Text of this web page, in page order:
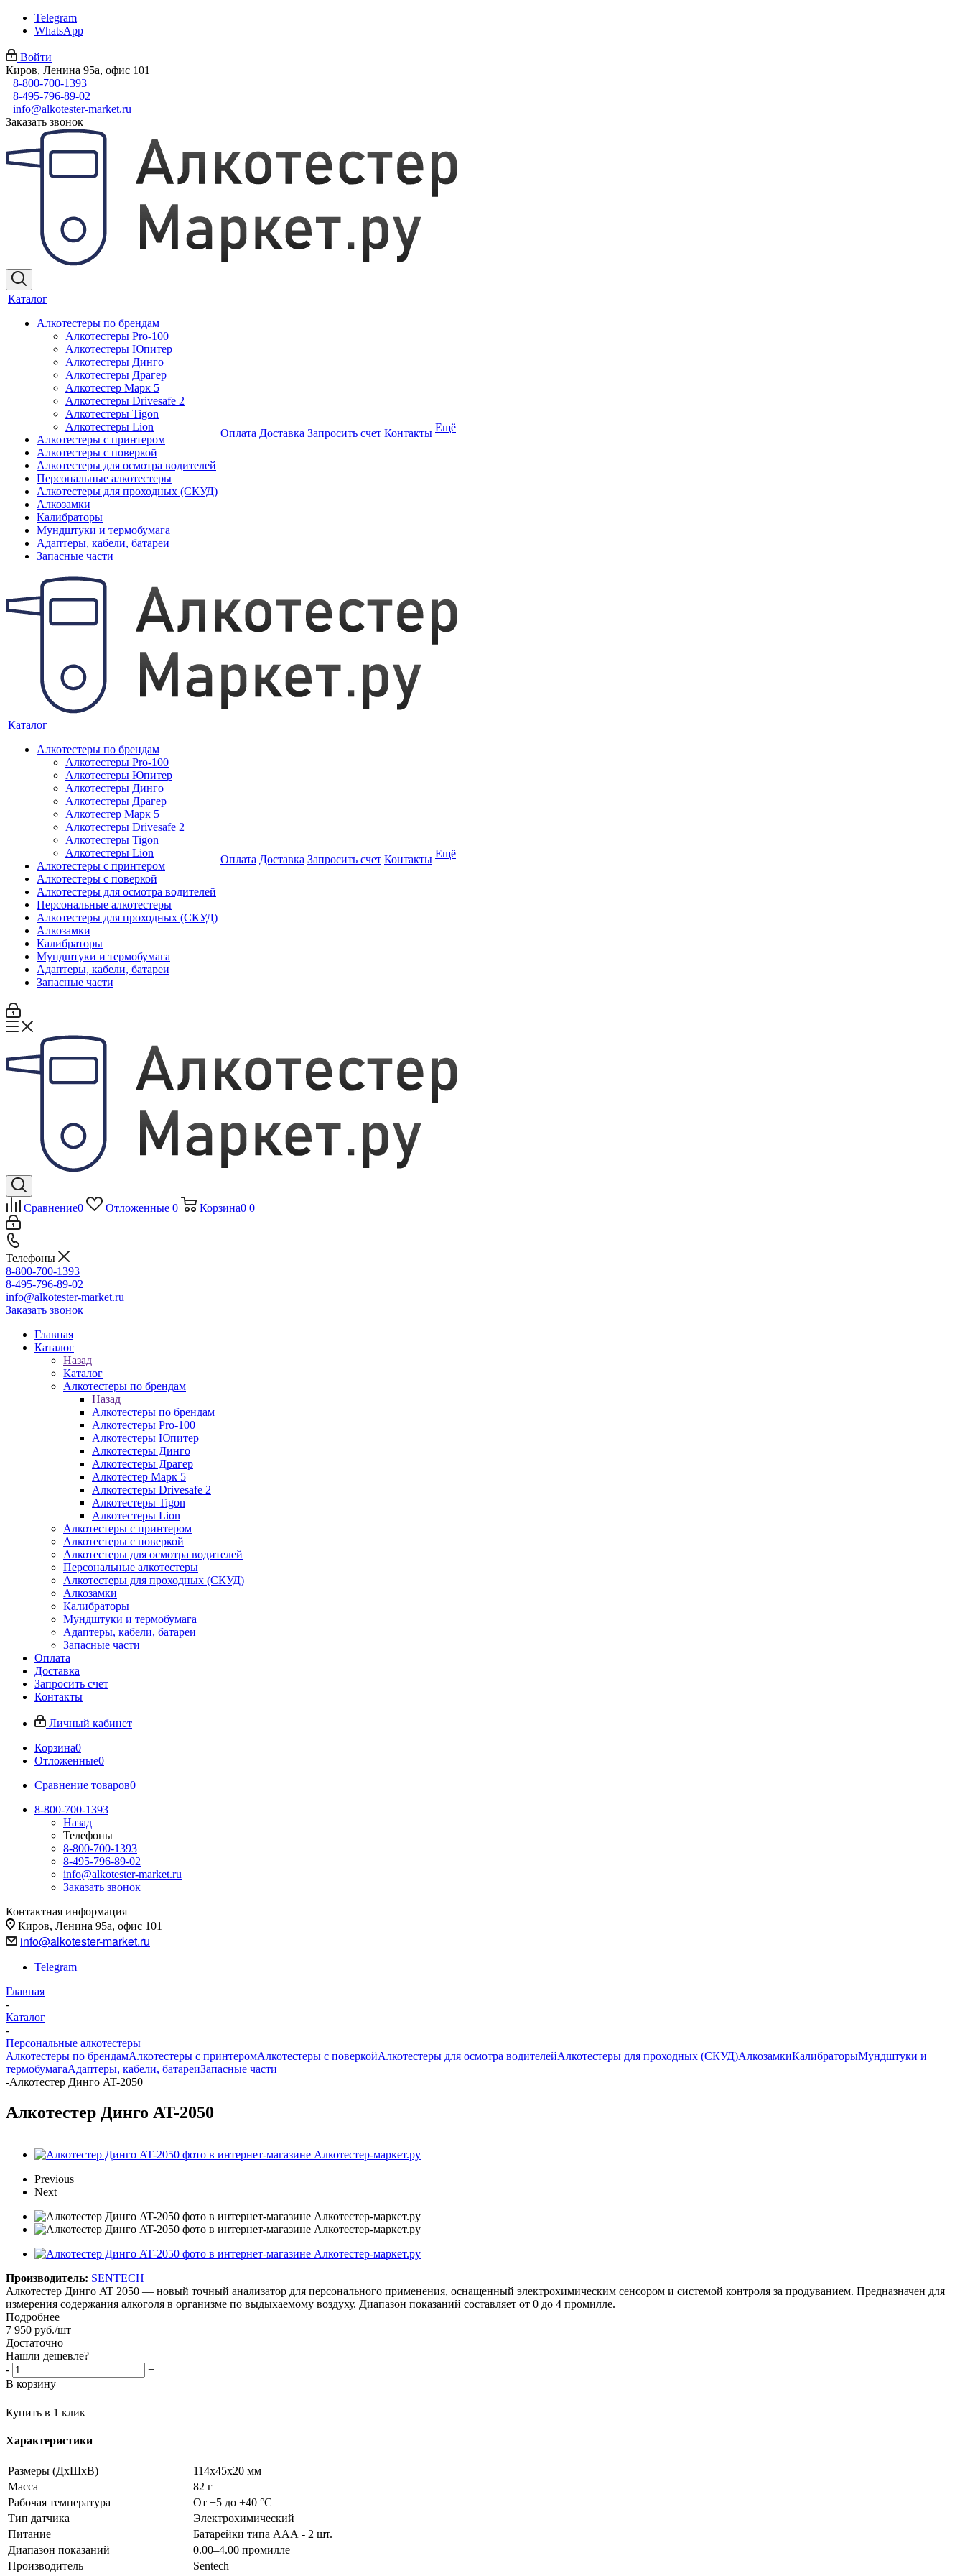
Telegram
WhatsApp
Войти
Киров, Ленина 95а, офис 101
8-800-700-1393
8-495-796-89-02
info@alkotester-market.ru
Заказать звонок
Каталог
Алкотестеры по брендам
Алкотестеры Pro-100
Алкотестеры Юпитер
Алкотестеры Динго
Алкотестеры Драгер
Алкотестер Марк 5
Алкотестеры Drivesafe 2
Алкотестеры Tigon
Алкотестеры Lion
Алкотестеры с принтером
Алкотестеры с поверкой
Алкотестеры для осмотра водителей
Персональные алкотестеры
Алкотестеры для проходных (СКУД)
Алкозамки
Калибраторы
Мундштуки и термобумага
Адаптеры, кабели, батареи
Запасные части
Оплата Доставка Запросить счет Контакты Ещё
Каталог
Алкотестеры по брендам
Алкотестеры Pro-100
Алкотестеры Юпитер
Алкотестеры Динго
Алкотестеры Драгер
Алкотестер Марк 5
Алкотестеры Drivesafe 2
Алкотестеры Tigon
Алкотестеры Lion
Алкотестеры с принтером
Алкотестеры с поверкой
Алкотестеры для осмотра водителей
Персональные алкотестеры
Алкотестеры для проходных (СКУД)
Алкозамки
Калибраторы
Мундштуки и термобумага
Адаптеры, кабели, батареи
Запасные части
Оплата Доставка Запросить счет Контакты Ещё
Сравнение0 Отложенные 0 Корзина0 0
Телефоны
8-800-700-1393
8-495-796-89-02
info@alkotester-market.ru
Заказать звонок
Главная
Каталог
Назад
Каталог
Алкотестеры по брендам
Назад
Алкотестеры по брендам
Алкотестеры Pro-100
Алкотестеры Юпитер
Алкотестеры Динго
Алкотестеры Драгер
Алкотестер Марк 5
Алкотестеры Drivesafe 2
Алкотестеры Tigon
Алкотестеры Lion
Алкотестеры с принтером
Алкотестеры с поверкой
Алкотестеры для осмотра водителей
Персональные алкотестеры
Алкотестеры для проходных (СКУД)
Алкозамки
Калибраторы
Мундштуки и термобумага
Адаптеры, кабели, батареи
Запасные части
Оплата
Доставка
Запросить счет
Контакты
Личный кабинет
Корзина0
Отложенные0
Сравнение товаров0
8-800-700-1393
Назад
Телефоны
8-800-700-1393
8-495-796-89-02
info@alkotester-market.ru
Заказать звонок
Контактная информация
Киров, Ленина 95а, офис 101
info@alkotester-market.ru
Telegram
Главная
-
Каталог
-
Персональные алкотестеры
Алкотестеры по брендамАлкотестеры с принтеромАлкотестеры с поверкойАлкотестеры для осмотра водителейАлкотестеры для проходных (СКУД)АлкозамкиКалибраторыМундштуки и
термобумагаАдаптеры, кабели, батареиЗапасные части
-Алкотестер Динго AT-2050
Алкотестер Динго AT-2050
Previous
Next
Производитель: SENTECH
Алкотестер Динго AT 2050 — новый точный анализатор для персонального применения, оснащенный электрохимическим сенсором и системой контроля за продуванием. Предназначен для
измерения содержания алкоголя в организме по выдыхаемому воздуху. Диапазон показаний составляет от 0 до 4 промилле.
Подробнее
7 950 руб./шт
Достаточно
Нашли дешевле?
-
+
В корзину
Купить в 1 клик
Характеристики
Размеры (ДхШхВ)
114x45x20 мм
Масса
82 г
Рабочая температура
От +5 до +40 °С
Тип датчика
Электрохимический
Питание
Батарейки типа ААА - 2 шт.
Диапазон показаний
0.00–4.00 промилле
Производитель
Sentech